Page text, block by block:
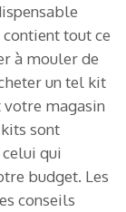
tout ce
à mouler de
un tel kit
votre magasin
sont
qui
budget. Les
conseils